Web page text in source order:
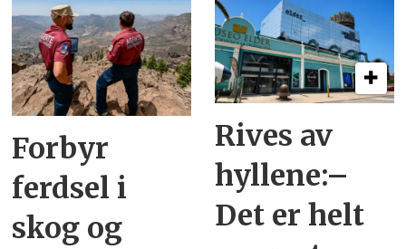
Forbyr
ferdsel i
skog og
Rives av
hyllene:–
Det er helt